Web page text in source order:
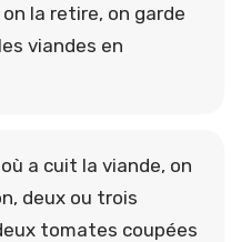
la retire, on garde
viandes en
a cuit la viande, on
deux ou trois
tomates coupées